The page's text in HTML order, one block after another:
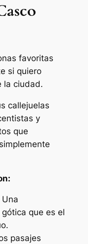
favoritas
si quiero
la ciudad.
callejuelas
y
que
Una
que es el
pasajes